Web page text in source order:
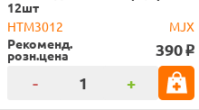
12шт
HTM3012
MJX
Рекоменд.
розн.цена 390 o
- +